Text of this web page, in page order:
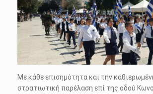
Με κάθε επισημότητα και την
στρατιωτική παρέλαση επί της οδού